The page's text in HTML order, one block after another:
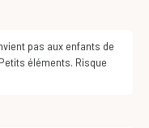
éléments. Risque